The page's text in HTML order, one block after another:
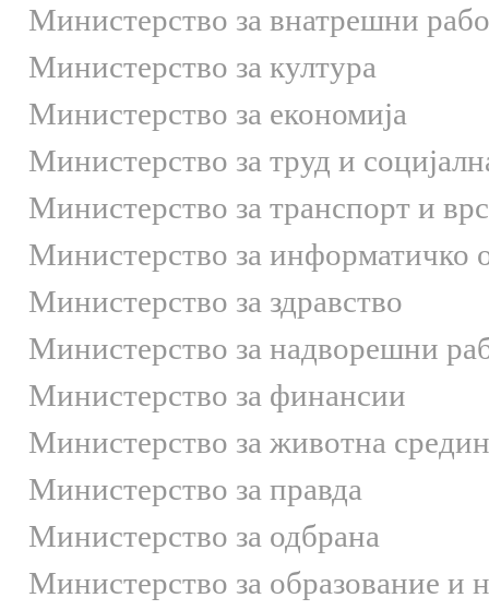
Министерство за внатрешни
Министерство за култура
Министерство за економија
Министерство за труд и
Министерство за транспорт и
Министерство за информатичко
Министерство за здравство
Министерство за надворешни
Министерство за финансии
Министерство за животна
Министерство за правда
Министерство за одбрана
Министерство за образование и